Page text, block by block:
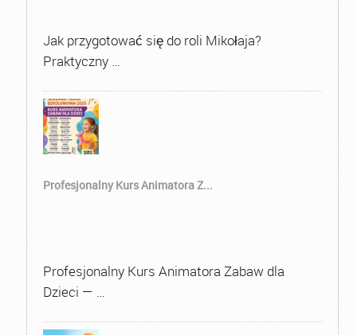
Jak przygotować się do roli Mikołaja?
Praktyczny …
Profesjonalny Kurs Animatora Z...
Profesjonalny Kurs Animatora Zabaw dla
Dzieci — …